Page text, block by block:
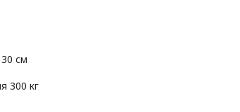
см
300 кг